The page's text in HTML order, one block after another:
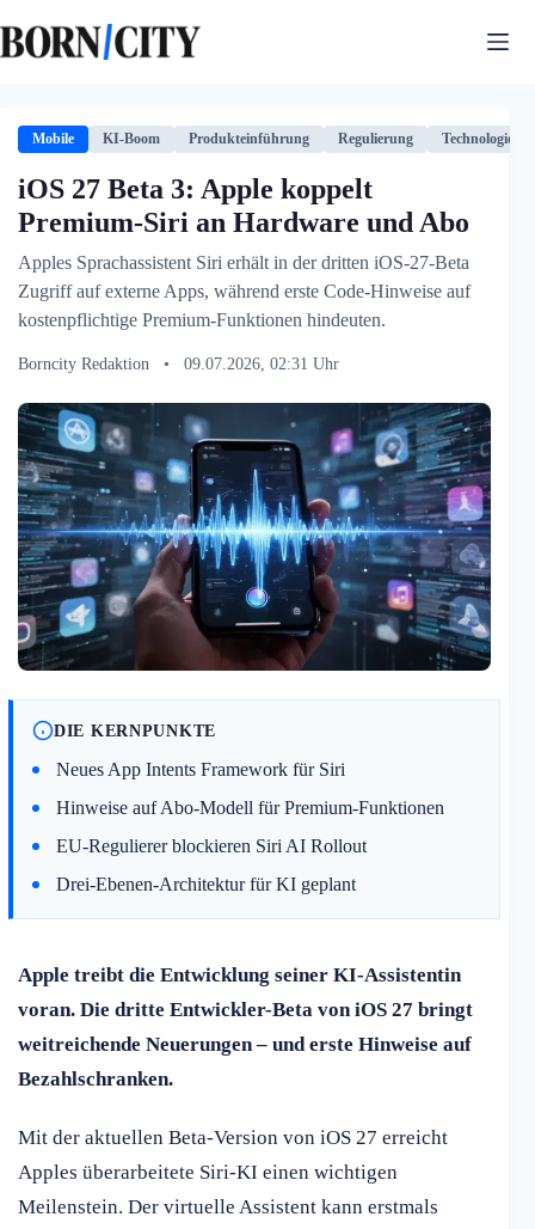
Inhalt
springen
Mobile KI-Boom Produkteinführung Regulierung Technologie
iOS 27 Beta 3: Apple koppelt
Premium-Siri an Hardware und Abo
Apples Sprachassistent Siri erhält in der dritten iOS-27-Beta
Zugriff auf externe Apps, während erste Code-Hinweise auf
kostenpflichtige Premium-Funktionen hindeuten.
Borncity Redaktion • 09.07.2026, 02:31 Uhr
DIE KERNPUNKTE
Neues App Intents Framework für Siri
Hinweise auf Abo-Modell für Premium-Funktionen
EU-Regulierer blockieren Siri AI Rollout
Drei-Ebenen-Architektur für KI geplant
Apple treibt die Entwicklung seiner KI-Assistentin
voran. Die dritte Entwickler-Beta von iOS 27 bringt
weitreichende Neuerungen – und erste Hinweise auf
Bezahlschranken.
Mit der aktuellen Beta-Version von iOS 27 erreicht
Apples überarbeitete Siri-KI einen wichtigen
Meilenstein. Der virtuelle Assistent kann erstmals